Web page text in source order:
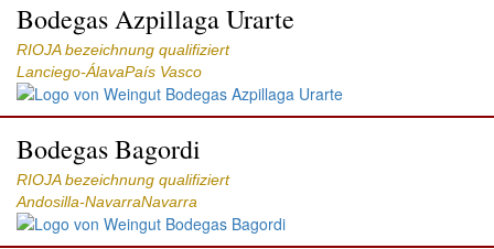
Bodegas Azpillaga Urarte
RIOJA bezeichnung qualifiziert
Lanciego-ÁlavaPaís Vasco
Bodegas Bagordi
RIOJA bezeichnung qualifiziert
Andosilla-NavarraNavarra